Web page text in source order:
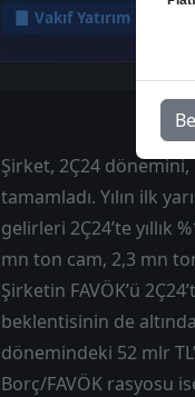
Vakıf Yatırım
Şirket, 2Ç24
tamamladı. Yılın ilk
gelirleri 2Ç24’te yıllık
mn ton cam, 2,3 mn
Şirketin FAVÖK’ü
beklentisinin de
dönemindeki 52 mlr
Borç/FAVÖK rasyosu